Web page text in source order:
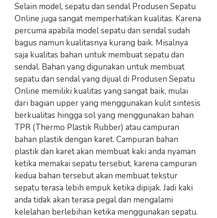
Selain model, sepatu dan sendal Produsen Sepatu
Online juga sangat memperhatikan kualitas. Karena
percuma apabila model sepatu dan sendal sudah
bagus namun kualitasnya kurang baik. Misalnya
saja kualitas bahan untuk membuat sepatu dan
sendal. Bahan yang digunakan untuk membuat
sepatu dan sendal yang dijual di Produsen Sepatu
Online memiliki kualitas yang sangat baik, mulai
dari bagian upper yang menggunakan kulit sintesis
berkualitas hingga sol yang menggunakan bahan
TPR (Thermo Plastik Rubber) atau campuran
bahan plastik dengan karet. Campuran bahan
plastik dan karet akan membuat kaki anda nyaman
ketika memakai sepatu tersebut, karena campuran
kedua bahan tersebut akan membuat tekstur
sepatu terasa lebih empuk ketika dipijak. Jadi kaki
anda tidak akan terasa pegal dan mengalami
kelelahan berlebihan ketika menggunakan sepatu.